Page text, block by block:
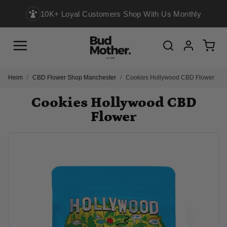
10K+ Loyal Customers Shop With Us Monthly
SearchAccount
Cart
Heim CBD Flower Shop Manchester Cookies Hollywood CBD Flower
Cookies Hollywood CBD
Flower